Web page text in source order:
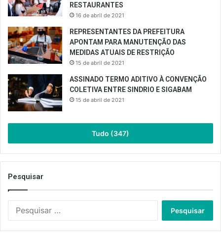
RESTAURANTES
16 de abril de 2021
REPRESENTANTES DA PREFEITURA
APONTAM PARA MANUTENÇÃO DAS
MEDIDAS ATUAIS DE RESTRIÇÃO
15 de abril de 2021
ASSINADO TERMO ADITIVO À CONVENÇÃO
COLETIVA ENTRE SINDRIO E SIGABAM
15 de abril de 2021
Tudo (347)
Pesquisar